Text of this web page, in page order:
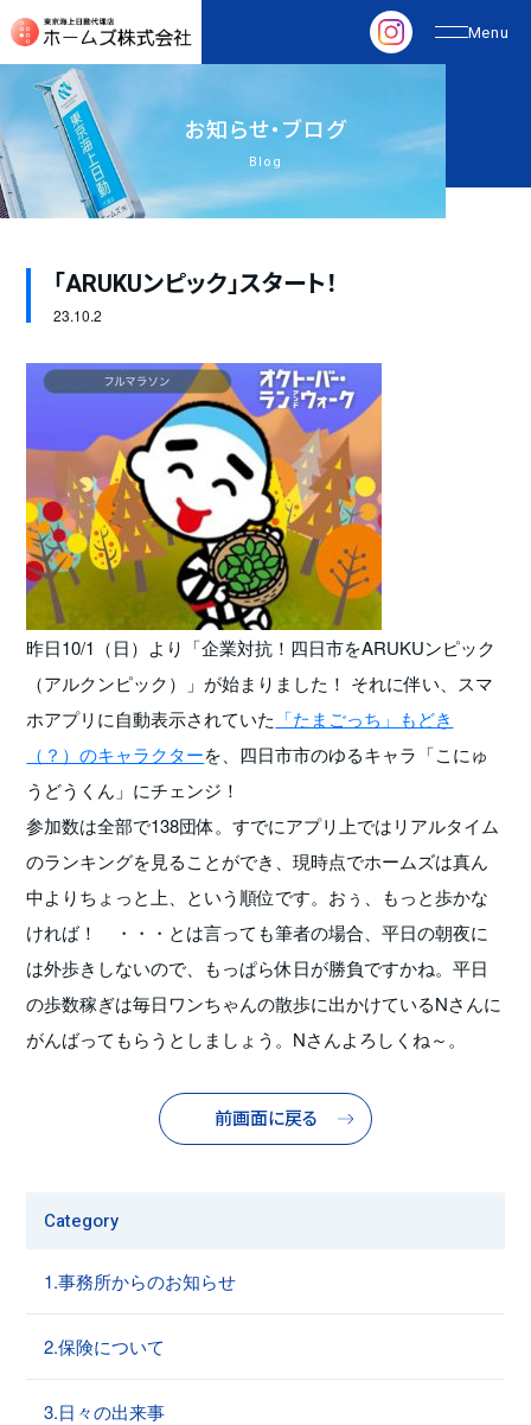
お知らせ・ブログ
Blog
「ARUKUンピック」スタート！
23.10.2
昨日10/1（日）より「企業対抗！四日市をARUKUンピック
（アルクンピック）」が始まりました！ それに伴い、スマ
ホアプリに自動表示されていた 「たまごっち」もどき
（？）のキャラクターを、四日市市のゆるキャラ「こにゅ
うどうくん」にチェンジ！
参加数は全部で138団体。すでにアプリ上ではリアルタイム
のランキングを見ることができ、現時点でホームズは真ん
中よりちょっと上、という順位です。おぅ、もっと歩かな
ければ！ ・・・とは言っても筆者の場合、平日の朝夜に
は外歩きしないので、もっぱら休日が勝負ですかね。平日
の歩数稼ぎは毎日ワンちゃんの散歩に出かけているNさんに
がんばってもらうとしましょう。Nさんよろしくね～。
前画面に戻る
Category
1.事務所からのお知らせ
2.保険について
3.日々の出来事